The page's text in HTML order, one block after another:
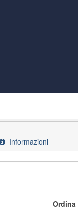
Informazioni
Ordina